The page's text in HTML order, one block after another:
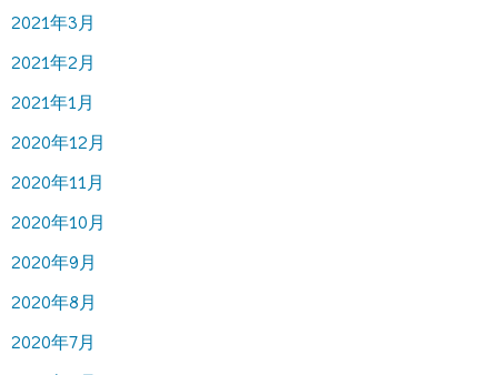
2021年3月
2021年2月
2021年1月
2020年12月
2020年11月
2020年10月
2020年9月
2020年8月
2020年7月